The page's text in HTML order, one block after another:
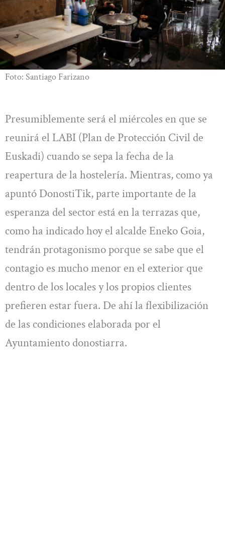
Foto: Santiago Farizano
Presumiblemente será el miércoles en que se
reunirá el LABI (Plan de Protección Civil de
Euskadi) cuando se sepa la fecha de la
reapertura de la hostelería. Mientras, como ya
apuntó DonostiTik, parte importante de la
esperanza del sector está en la terrazas que,
como ha indicado hoy el alcalde Eneko Goia,
tendrán protagonismo porque se sabe que el
contagio es mucho menor en el exterior que
dentro de los locales y los propios clientes
prefieren estar fuera. De ahí la flexibilización
de las condiciones elaborada por el
Ayuntamiento donostiarra.